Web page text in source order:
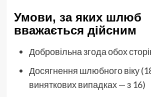
Умови, за яких шлюб
вважається дійсним
Добровільна згода обох
Досягнення шлюбного віку
виняткових випадках — з 16)